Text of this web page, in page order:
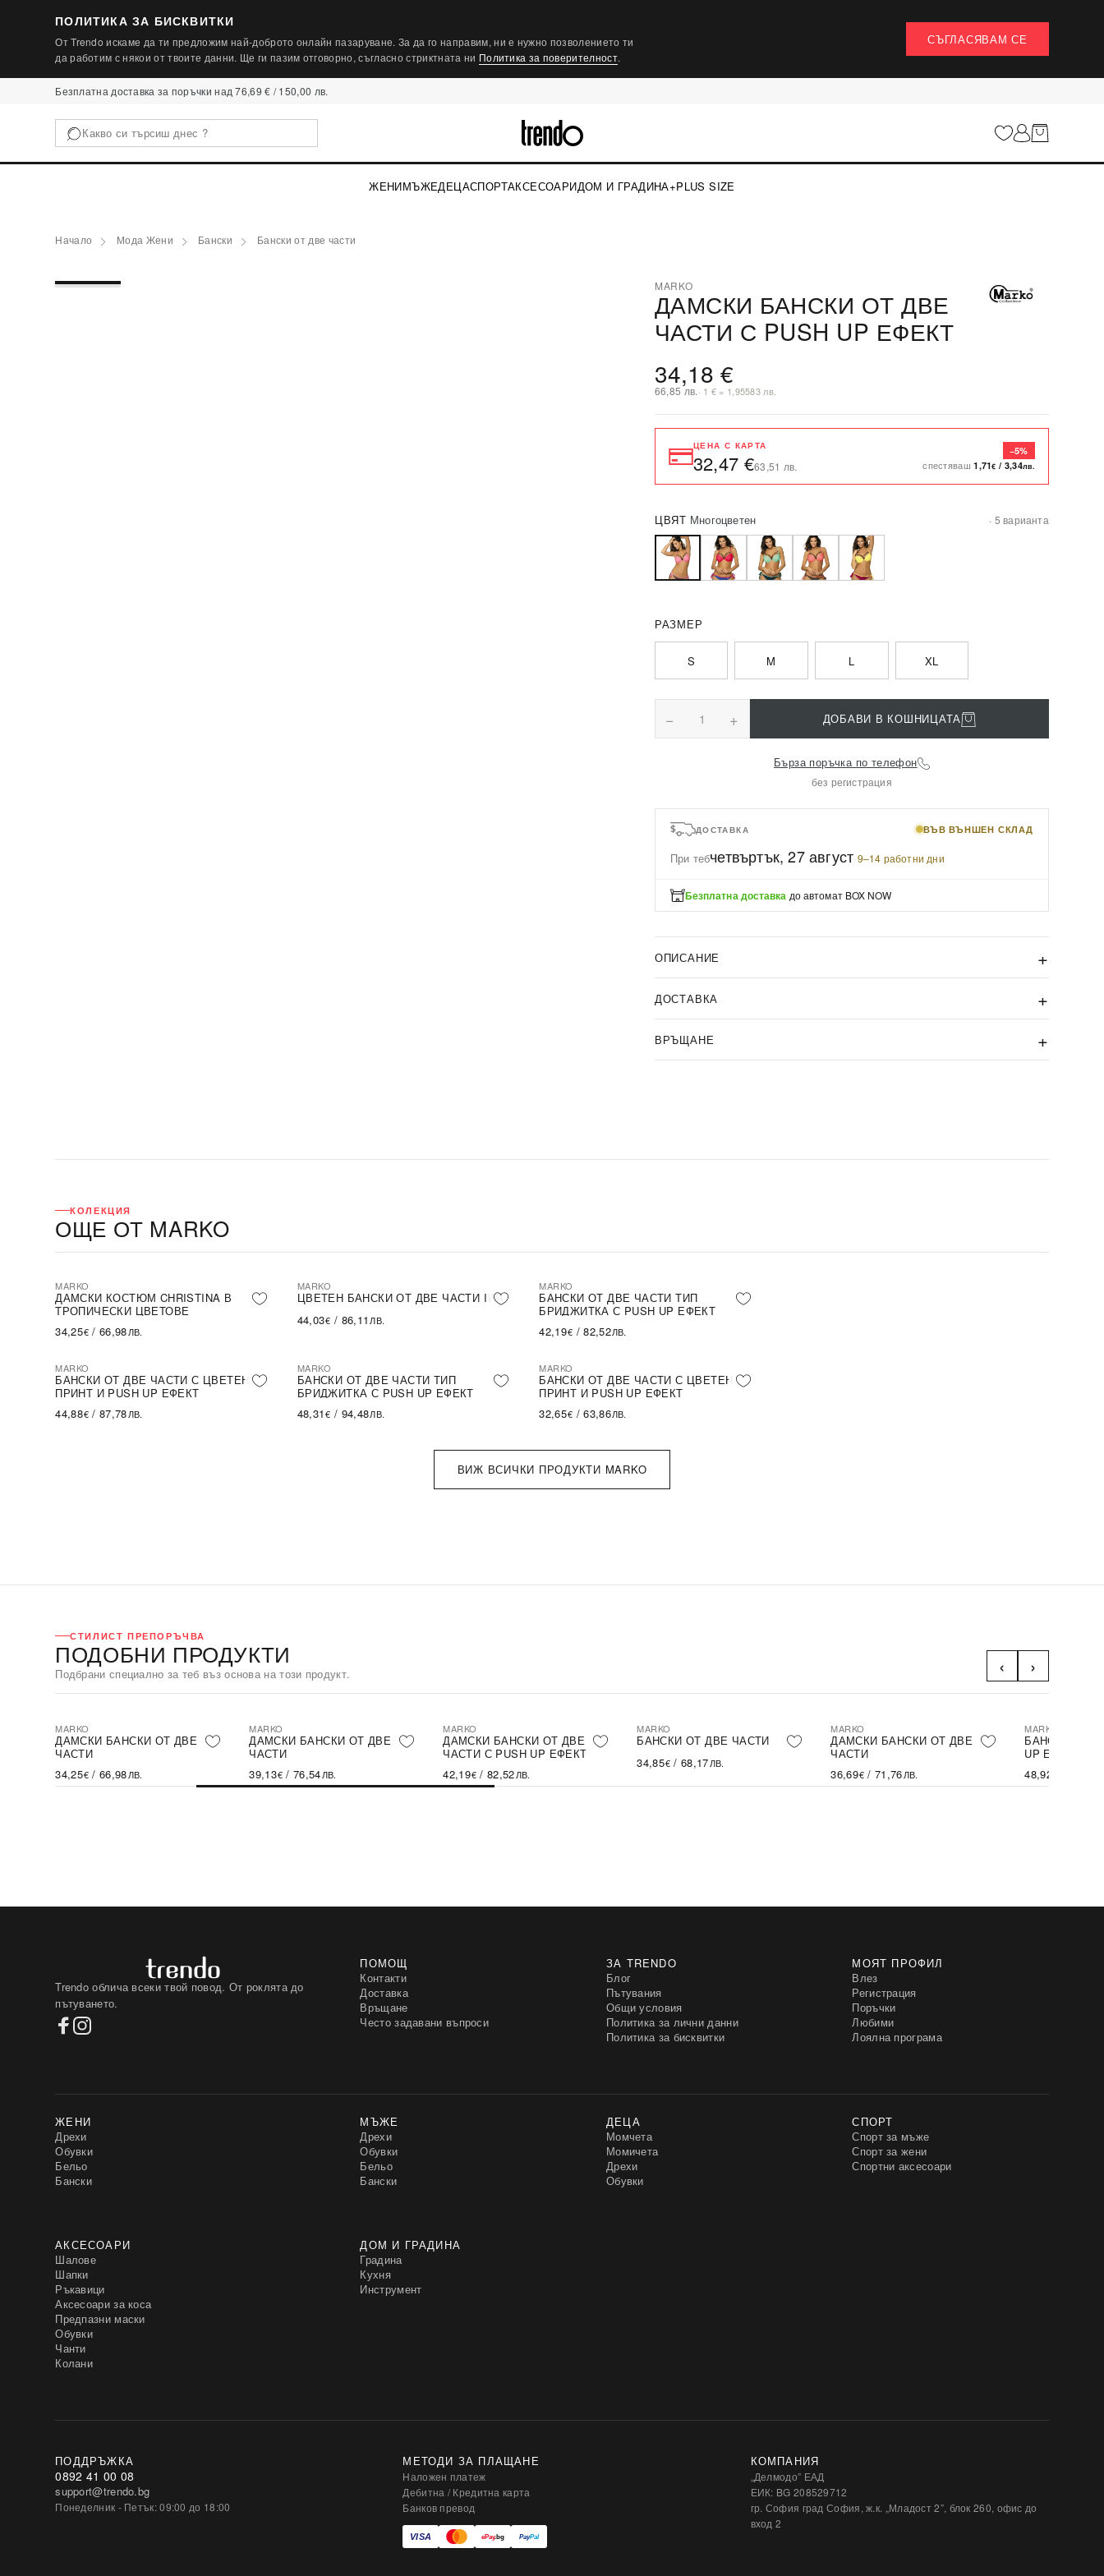
ПОЛИТИКА ЗА БИСКВИТКИ
От Trendo искаме да ти предложим най-доброто онлайн пазаруване. За да го направим, ни е нужно позволението ти
да работим с някои от твоите данни. Ще ги пазим отговорно, съгласно стриктната ни Политика за поверителност.
СЪГЛАСЯВАМ СЕ
Безплатна доставка за поръчки над 76,69 € / 150,00 лв.
ЖЕНИМЪЖЕДЕЦАСПОРТАКСЕСОАРИДОМ И ГРАДИНА+PLUS SIZE
Начало Мода Жени Бански Бански от две части
MARKO
ДАМСКИ БАНСКИ ОТ ДВЕ
ЧАСТИ С PUSH UP ЕФЕКТ
34,18 €
66,85 лв.· 1 € = 1,95583 лв.
ЦЕНА С КАРТА
32,47 €63,51 лв.
−5%
спестяваш1,71€ / 3,34лв.
ЦВЯТ Многоцветен · 5 варианта
РАЗМЕР
S M L XL
− 1 + ДОБАВИ В КОШНИЦАТА
Бърза поръчка по телефон
без регистрация
ДОСТАВКА ВЪВ ВЪНШЕН СКЛАД
При тебчетвъртък, 27 август·9–14 работни дни
Безплатна доставка до автомат BOX NOW
ОПИСАНИЕ
ДОСТАВКА
ВРЪЩАНЕ
КОЛЕКЦИЯ
ОЩЕ ОТ MARKO
MARKO
ДАМСКИ КОСТЮМ CHRISTINA В
ТРОПИЧЕСКИ ЦВЕТОВЕ
34,25€ /66,98ЛВ.
MARKO
ЦВЕТЕН БАНСКИ ОТ ДВЕ ЧАСТИ IWA
44,03€ / 86,11 ЛВ.
MARKO
БАНСКИ ОТ ДВЕ ЧАСТИ ТИП
БРИДЖИТКА С PUSH UP ЕФЕКТ
42,19€ /82,52ЛВ.
MARKO
БАНСКИ ОТ ДВЕ ЧАСТИ С ЦВЕТЕН
ПРИНТ И PUSH UP ЕФЕКТ
44,88€ /87,78ЛВ.
MARKO
БАНСКИ ОТ ДВЕ ЧАСТИ ТИП
БРИДЖИТКА С PUSH UP ЕФЕКТ
48,31 € / 94,48ЛВ.
MARKO
БАНСКИ ОТ ДВЕ ЧАСТИ С ЦВЕТЕН
ПРИНТ И PUSH UP ЕФЕКТ
32,65€ /63,86ЛВ.
ВИЖ ВСИЧКИ ПРОДУКТИ MARKO
СТИЛИСТ ПРЕПОРЪЧВА
ПОДОБНИ ПРОДУКТИ
Подбрани специално за теб въз основа на този продукт. ‹ ›
MARKO
ДАМСКИ БАНСКИ ОТ ДВЕ
ЧАСТИ
34,25€ /66,98ЛВ.
MARKO
ДАМСКИ БАНСКИ ОТ ДВЕ
ЧАСТИ
39,13€ /76,54ЛВ.
MARKO
ДАМСКИ БАНСКИ ОТ ДВЕ
ЧАСТИ С PUSH UP ЕФЕКТ
42,19€ /82,52ЛВ.
MARKO
БАНСКИ ОТ ДВЕ ЧАСТИ
34,85€ /68,17ЛВ.
MARKO
ДАМСКИ БАНСКИ ОТ ДВЕ
ЧАСТИ
36,69€ /71,76ЛВ.
MARKO
БАНСКИ ОТ
UP ЕФЕКТ
48,92
Trendo облича всеки твой повод. От роклята до
пътуването.
ПОМОЩ
Контакти
Доставка
Връщане
Често задавани въпроси
ЗА TRENDO
Блог
Пътувания
Общи условия
Политика за лични данни
Политика за бисквитки
МОЯТ ПРОФИЛ
Влез
Регистрация
Поръчки
Любими
Лоялна програма
ЖЕНИ
Дрехи
Обувки
Бельо
Бански
МЪЖЕ
Дрехи
Обувки
Бельо
Бански
ДЕЦА
Момчета
Момичета
Дрехи
Обувки
СПОРТ
Спорт за мъже
Спорт за жени
Спортни аксесоари
АКСЕСОАРИ
Шалове
Шапки
Ръкавици
Аксесоари за коса
Предпазни маски
Обувки
Чанти
Колани
ДОМ И ГРАДИНА
Градина
Кухня
Инструмент
ПОДДРЪЖКА
0892 41 00 08
support@trendo.bg
Понеделник - Петък: 09:00 до 18:00
МЕТОДИ ЗА ПЛАЩАНЕ
Наложен платеж
Дебитна / Кредитна карта
Банков превод
КОМПАНИЯ
„Делмодо” ЕАД
ЕИК: BG 208529712
гр. София град София, ж.к. „Младост 2”, блок 260, офис до
вход 2